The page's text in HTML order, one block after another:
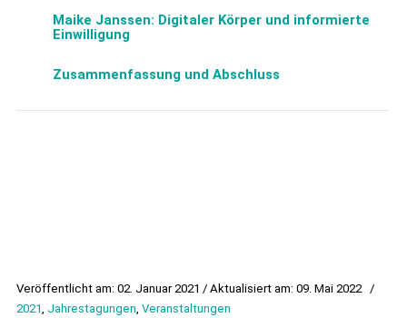
Maike Janssen: Digitaler Körper und informierte
Einwilligung
Zusammenfassung und Abschluss
Veröffentlicht am: 02. Januar 2021 / Aktualisiert am: 09. Mai 2022 /
2021, Jahrestagungen, Veranstaltungen